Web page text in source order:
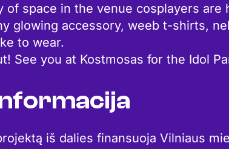
of space in the venue cosplayers are
glowing accessory, weeb t-shirts,
to wear.
See you at Kostmosas for the Idol
iš dalies finansuoja Vilniaus